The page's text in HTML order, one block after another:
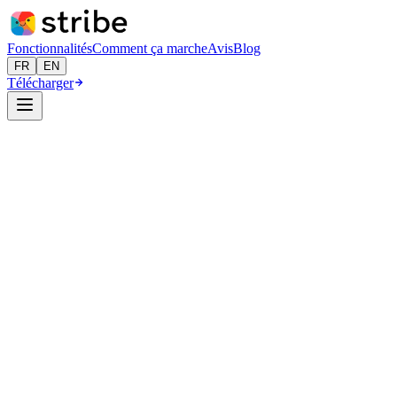
FonctionnalitésComment ça marcheAvisBlog
FR EN
Télécharger